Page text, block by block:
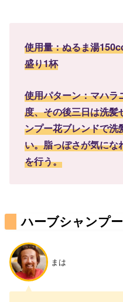
使用量：ぬるま湯
盛り1杯
使用パターン：マハラ
度、その後三日は洗髪
ンプー花ブレンドで洗
い。脂っぽさが気にな
を行う。
ハーブシャンプ
まは